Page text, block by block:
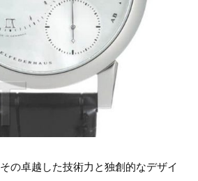
の卓越した技術力と独創的なデザイ